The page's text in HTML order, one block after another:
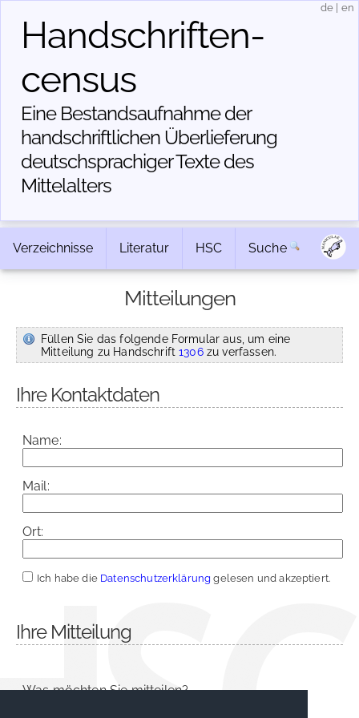
Handschriften­
census
Eine Bestandsaufnahme der
handschriftlichen Über­lieferung
deutschsprachiger Texte des
Mittelalters
de en
Verzeichnisse Literatur HSC Suche
Mitteilungen
Füllen Sie das folgende Formular aus, um eine
Mitteilung zu Handschrift1306zu verfassen.
Ihre Kontaktdaten
Name:
Mail:
Ort:
Ich habe die Datenschutzerklärung gelesen und akzeptiert.
Ihre Mitteilung
Was möchten Sie mitteilen?